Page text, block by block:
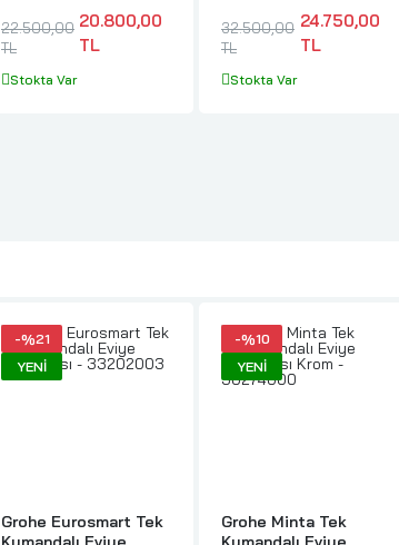
22.500,00
TL
20.800,00
TL
Stokta Var
32.500,00
TL
24.750,00
TL
Stokta Var
-%21
YENI
Grohe Eurosmart Tek
-%10
YENI
Grohe Minta Tek